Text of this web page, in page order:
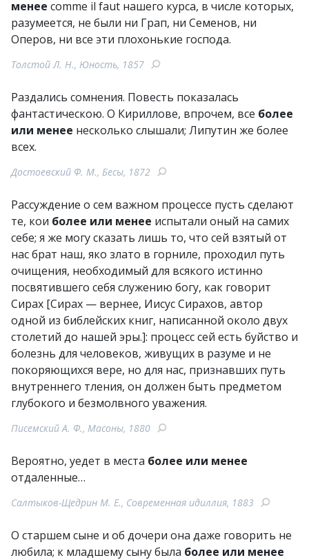
менее comme il faut нашего курса, в числе которых,
разумеется, не были ни Грап, ни Семенов, ни
Оперов, ни все эти плохонькие господа.
Толстой Л. Н., Юность, 1857
Раздались сомнения. Повесть показалась
фантастическою. О Кириллове, впрочем, все более
или менее несколько слышали; Липутин же более
всех.
Достоевский Ф. М., Бесы, 1872
Рассуждение о сем важном процессе пусть сделают
те, кои более или менее испытали оный на самих
себе; я же могу сказать лишь то, что сей взятый от
нас брат наш, яко злато в горниле, проходил путь
очищения, необходимый для всякого истинно
посвятившего себя служению богу, как говорит
Сирах [Сирах — вернее, Иисус Сирахов, автор
одной из библейских книг, написанной около двух
столетий до нашей эры.]: процесс сей есть буйство и
болезнь для человеков, живущих в разуме и не
покоряющихся вере, но для нас, признавших путь
внутреннего тления, он должен быть предметом
глубокого и безмолвного уважения.
Писемский А. Ф., Масоны, 1880
Вероятно, уедет в места более или менее
отдаленные…
Салтыков-Щедрин М. Е., Современная идиллия, 1883
О старшем сыне и об дочери она даже говорить не
любила; к младшему сыну была более или менее